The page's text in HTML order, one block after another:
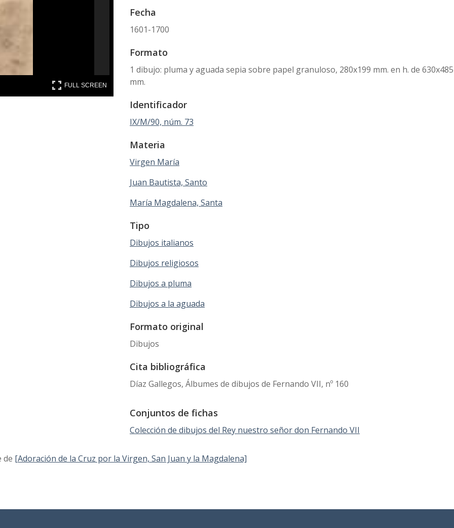
FULL SCREEN
FULL SCREEN
Fecha
1601-1700
Formato
1 dibujo: pluma y aguada sepia sobre papel granuloso, 280x199 mm. en h. de 630x485
mm.
Identificador
IX/M/90, núm. 73
Materia
Virgen María
Juan Bautista, Santo
María Magdalena, Santa
Tipo
Dibujos italianos
Dibujos religiosos
Dibujos a pluma
Dibujos a la aguada
Formato original
Dibujos
Cita bibliográfica
Díaz Gallegos, Álbumes de dibujos de Fernando VII, nº 160
Conjuntos de fichas
Colección de dibujos del Rey nuestro señor don Fernando VII
de [Adoración de la Cruz por la Virgen, San Juan y la Magdalena]